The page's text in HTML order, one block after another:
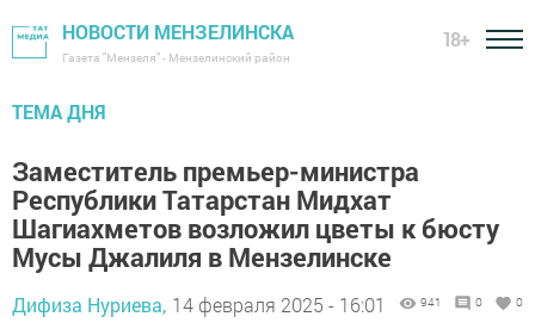
НОВОСТИ МЕНЗЕЛИНСКА
Газета "Мензеля" - Мензелинский район
18+
ТЕМА ДНЯ
Заместитель премьер-министра
Республики Татарстан Мидхат
Шагиахметов возложил цветы к бюсту
Мусы Джалиля в Мензелинске
Дифиза Нуриева, 14 февраля 2025 - 16:01 941 0 0